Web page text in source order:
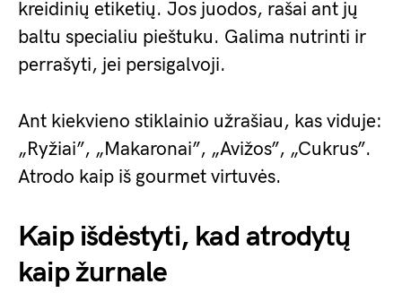
kreidinių etiketių. Jos juodos, rašai ant jų
baltu specialiu pieštuku. Galima nutrinti ir
perrašyti, jei persigalvoji.
Ant kiekvieno stiklainio užrašiau, kas viduje:
„Ryžiai”, „Makaronai”, „Avižos”, „Cukrus”.
Atrodo kaip iš gourmet virtuvės.
Kaip išdėstyti, kad atrodytų
kaip žurnale